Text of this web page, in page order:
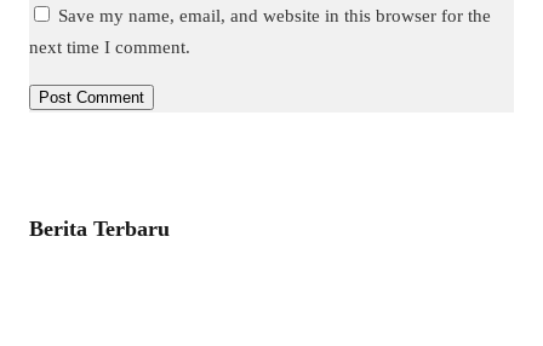
Save my name, email, and website in this browser for the
next time I comment.
Berita Terbaru